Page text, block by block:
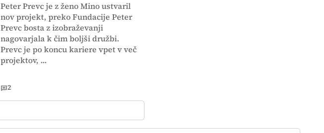
Peter Prevc je z ženo Mino ustvaril
nov projekt, preko Fundacije Peter
Prevc bosta z izobraževanji
nagovarjala k čim boljši družbi.
Prevc je po koncu kariere vpet v več
projektov, ...
2